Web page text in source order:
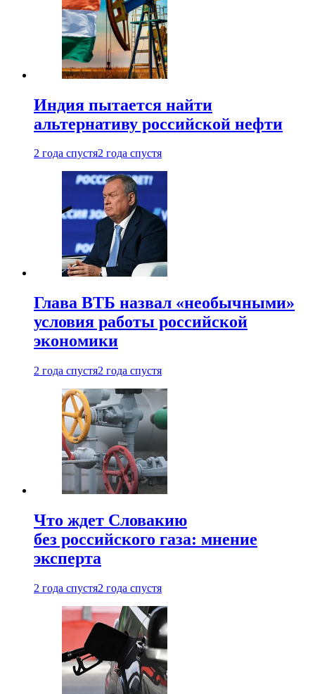
Индия пытается найти
альтернативу российской нефти
2 года спустя2 года спустя
Глава ВТБ назвал «необычными»
условия работы российской
экономики
2 года спустя2 года спустя
Что ждет Словакию
без российского газа: мнение
эксперта
2 года спустя2 года спустя